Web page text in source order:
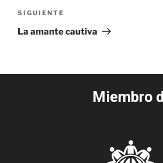
SIGUIENTE
La amante cautiva
Miembro